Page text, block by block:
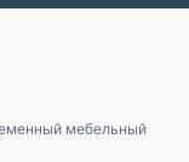
мебельный